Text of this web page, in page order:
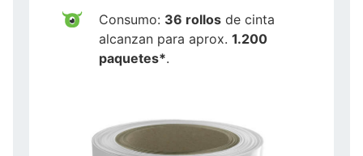
Consumo: 36 rollos de cinta
alcanzan para aprox. 1.200
paquetes*.